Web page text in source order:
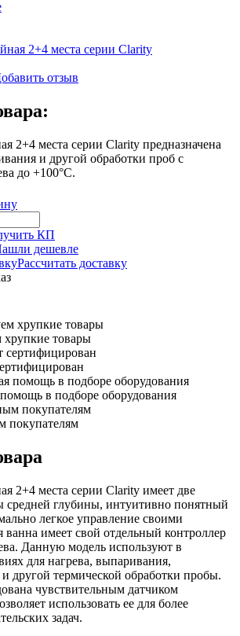
отзыв
2+4 места серии Clarity предназначена
и другой обработки проб с
до +100°С.
КП
дешевле
Рассчитать доставку
хрупкие товары
в подборе оборудования
покупателям
2+4 места серии Clarity имеет две
средней глубины, интуитивно понятный
легкое управление своими
имеет свой отдельный контроллер
Данную модель используют в
для нагрева, выпаривания,
другой термической обработки пробы.
чувствительным датчиком
использовать ее для более
задач.